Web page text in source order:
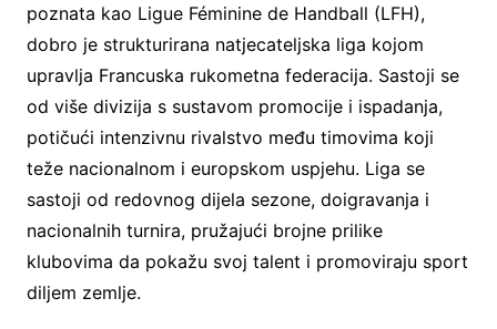
poznata kao Ligue Féminine de Handball (LFH),
dobro je strukturirana natjecateljska liga kojom
upravlja Francuska rukometna federacija. Sastoji se
od više divizija s sustavom promocije i ispadanja,
potičući intenzivnu rivalstvo među timovima koji
teže nacionalnom i europskom uspjehu. Liga se
sastoji od redovnog dijela sezone, doigravanja i
nacionalnih turnira, pružajući brojne prilike
klubovima da pokažu svoj talent i promoviraju sport
diljem zemlje.